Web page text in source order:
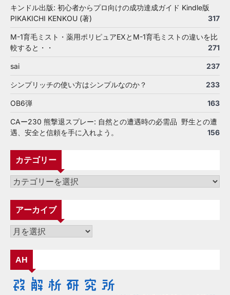
キンドル出版: 初心者からプロ向けの成功達成ガイド Kindle版
PIKAKICHI KENKOU (著)
317
M-1育毛ミスト・薬用ポリピュアEXとM-1育毛ミストの違いを比
較すると・・
271
sai 237
シンプリッチの使い方はシンプルなのか？ 233
OB6弾 163
CAー230 熊撃退スプレー: 自然との遭遇時の必需品 野生との遭
遇、安全と信頼を手に入れよう。
156
カテゴリー
カ
ゴ
リ
ー
アーカイブ
ア
カ
イ
ブ
AH